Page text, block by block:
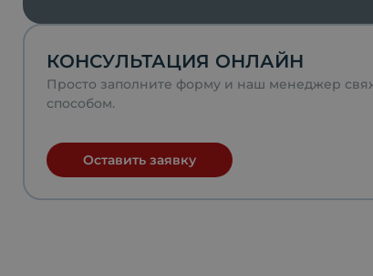
КОНСУЛЬТАЦИЯ ОНЛАЙН
Просто заполните форму и наш менеджер
способом.
Оставить заявку